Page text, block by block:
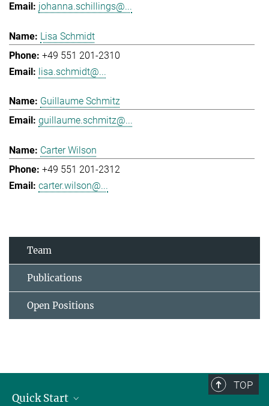
johanna.schillings@...
Lisa Schmidt
+49 551 201-2310
lisa.schmidt@...
Guillaume Schmitz
guillaume.schmitz@...
Carter Wilson
+49 551 201-2312
carter.wilson@...
Team
Publications
Open Positions
TOP
Quick Start